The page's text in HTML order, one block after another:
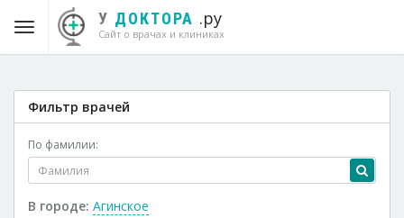
У ДОКТОРА .ру
Сайт о врачах и клиниках
Фильтр врачей
По фамилии:
В городе: Агинское